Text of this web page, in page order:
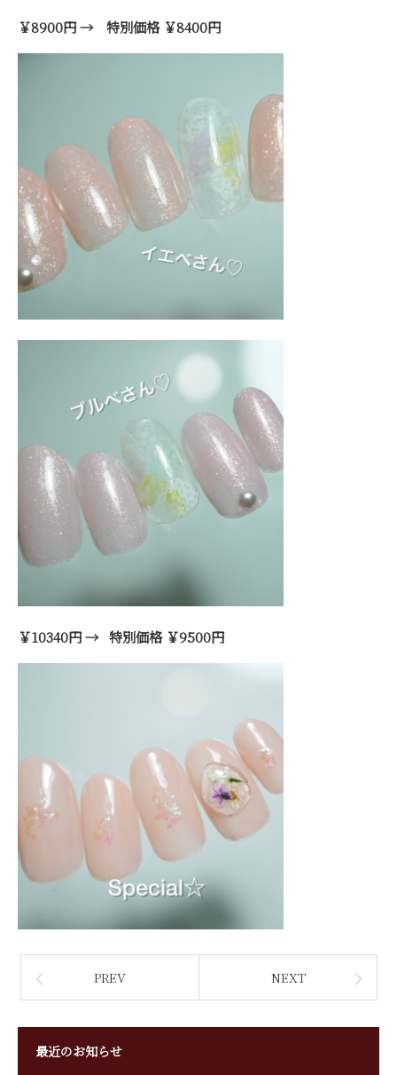
￥8900円 → 特別価格 ￥8400円
￥10340円 → 特別価格 ￥9500円
PREV NEXT
最近のお知らせ